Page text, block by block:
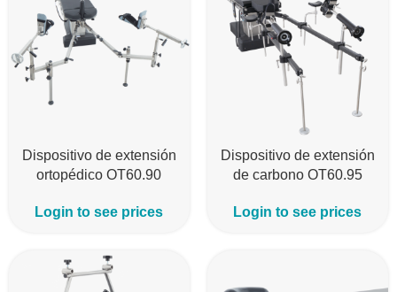
Dispositivo de extensión
ortopédico OT60.90
Login to see prices
Dispositivo de extensión
de carbono OT60.95
Login to see prices